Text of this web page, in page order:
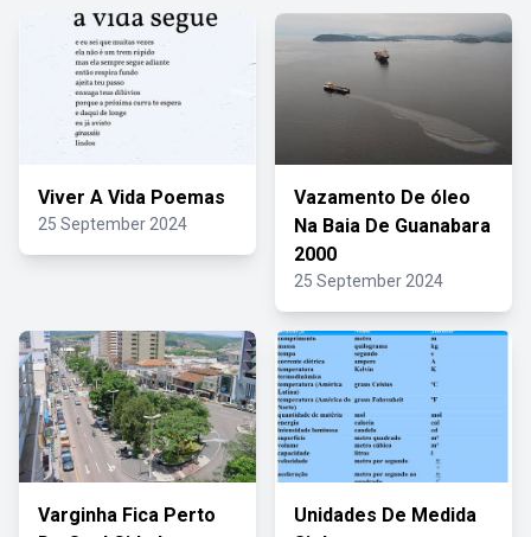
Viver A Vida Poemas
25 September 2024
Vazamento De óleo
Na Baia De Guanabara
2000
25 September 2024
Varginha Fica Perto
Unidades De Medida